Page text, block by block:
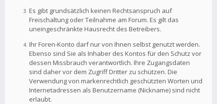
Es gibt grundsätzlich keinen Rechtsanspruch auf
Freischaltung oder Teilnahme am Forum. Es gilt das
uneingeschränkte Hausrecht des Betreibers.
Ihr Foren-Konto darf nur von Ihnen selbst genutzt werden.
Ebenso sind Sie als Inhaber des Kontos für den Schutz vor
dessen Missbrauch verantwortlich. Ihre Zugangsdaten
sind daher vor dem Zugriff Dritter zu schützen. Die
Verwendung von markenrechtlich geschützten Worten und
Internetadressen als Benutzername (Nickname) sind nicht
erlaubt.